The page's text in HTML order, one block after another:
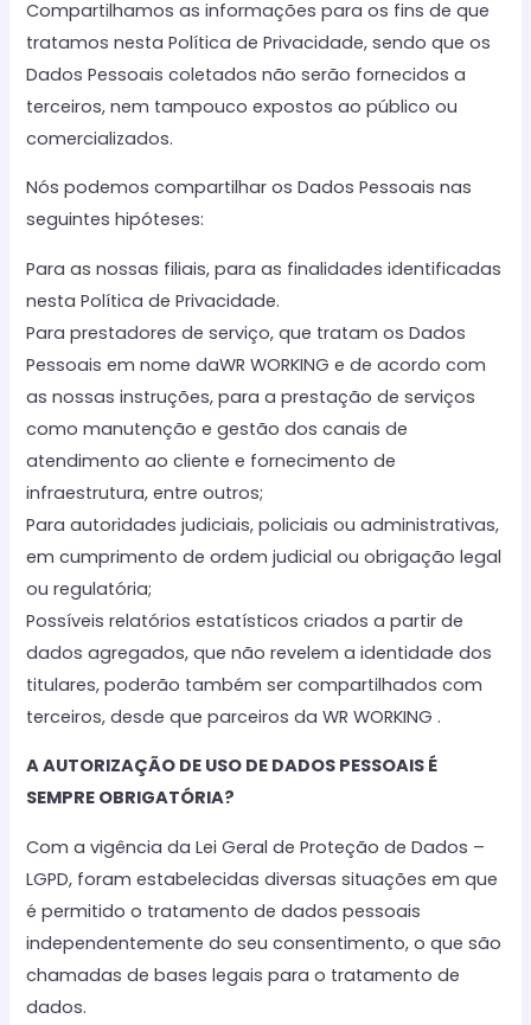
Compartilhamos as informações para os fins de que
tratamos nesta Política de Privacidade, sendo que os
Dados Pessoais coletados não serão fornecidos a
terceiros, nem tampouco expostos ao público ou
comercializados.
Nós podemos compartilhar os Dados Pessoais nas
seguintes hipóteses:
Para as nossas filiais, para as finalidades identificadas
nesta Política de Privacidade.
Para prestadores de serviço, que tratam os Dados
Pessoais em nome daWR WORKING e de acordo com
as nossas instruções, para a prestação de serviços
como manutenção e gestão dos canais de
atendimento ao cliente e fornecimento de
infraestrutura, entre outros;
Para autoridades judiciais, policiais ou administrativas,
em cumprimento de ordem judicial ou obrigação legal
ou regulatória;
Possíveis relatórios estatísticos criados a partir de
dados agregados, que não revelem a identidade dos
titulares, poderão também ser compartilhados com
terceiros, desde que parceiros da WR WORKING .
A AUTORIZAÇÃO DE USO DE DADOS PESSOAIS É
SEMPRE OBRIGATÓRIA?
Com a vigência da Lei Geral de Proteção de Dados –
LGPD, foram estabelecidas diversas situações em que
é permitido o tratamento de dados pessoais
independentemente do seu consentimento, o que são
chamadas de bases legais para o tratamento de
dados.